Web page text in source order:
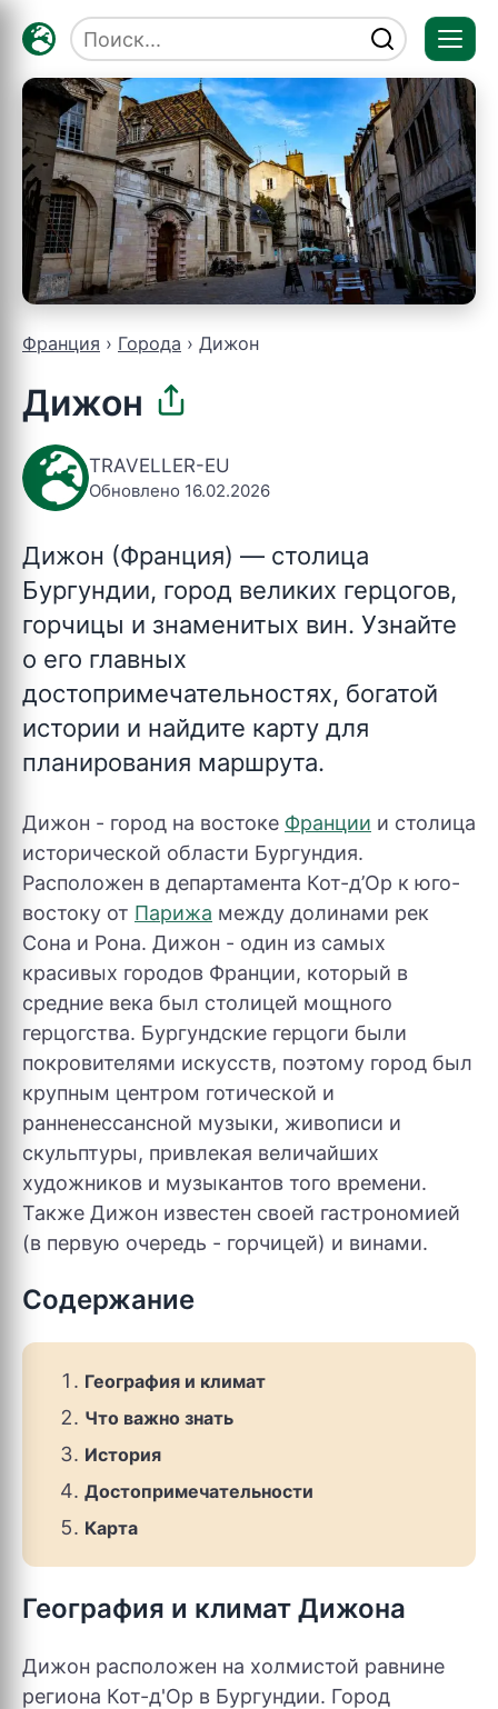
Франция Города Дижон
Дижон
TRAVELLER-EU
Обновлено 16.02.2026
Дижон (Франция) — столица
Бургундии, город великих герцогов,
горчицы и знаменитых вин. Узнайте
о его главных
достопримечательностях, богатой
истории и найдите карту для
планирования маршрута.
Дижон - город на востоке Франции и столица
исторической области Бургундия.
Расположен в департамента Кот-д’Ор к юго-
востоку от Парижа между долинами рек
Сона и Рона. Дижон - один из самых
красивых городов Франции, который в
средние века был столицей мощного
герцогства. Бургундские герцоги были
покровителями искусств, поэтому город был
крупным центром готической и
ранненессансной музыки, живописи и
скульптуры, привлекая величайших
художников и музыкантов того времени.
Также Дижон известен своей гастрономией
(в первую очередь - горчицей) и винами.
Содержание
География и климат
Что важно знать
История
Достопримечательности
Карта
География и климат Дижона
Дижон расположен на холмистой равнине
региона Кот-д'Ор в Бургундии. Город